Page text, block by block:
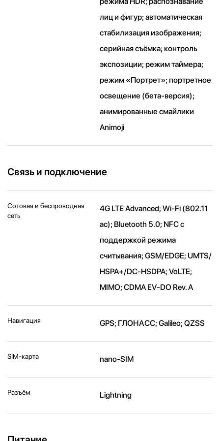
лиц и фигур; автоматическая
стабилизация изображения;
серийная съëмка; контроль
экспозиции; режим таймера;
режим «Портрет»; портретное
освещение (бета-версия);
анимированные смайлики
Animoji
Связь и подключение
Сотовая и беспроводная
сеть
4G LTE Advanced; Wi-Fi (802.11​
ac); Bluetooth 5.0; NFC с
поддержкой режима
считывания; GSM/EDGE; UMTS/​
HSPA+/​DC-HSDPA; VoLTE;
MIMO; CDMA EV-DO Rev. A
Навигация GPS; ГЛОНАСС; Galileo; QZSS
SIM-карта nano-SIM
Разъём Lightning